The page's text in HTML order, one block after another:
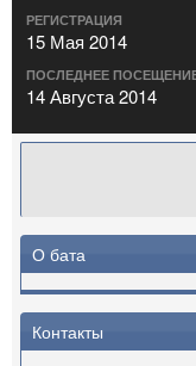
РЕГИСТРАЦИЯ
15 Мая 2014
ПОСЛЕДНЕЕ
14 Августа 2014
О бата
Контакты